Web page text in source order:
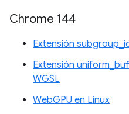
Chrome 144
Extensión
Extensión
WGSL
WebGPU en Linux